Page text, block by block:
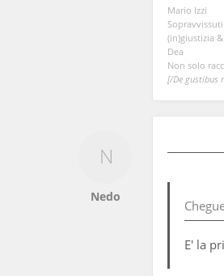
Mario Izzi
Sopravvissuti
(in)giustizia
Dea
Non solo
[/De gustibus
Nedo
E' la